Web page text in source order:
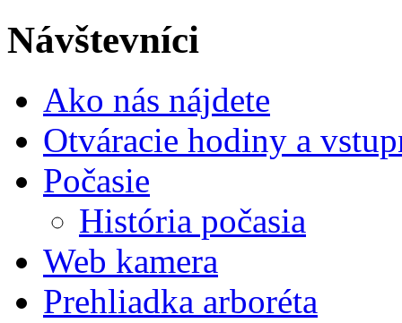
Návštevníci
Ako nás nájdete
Otváracie hodiny a
Počasie
História počasia
Web kamera
Prehliadka arboréta